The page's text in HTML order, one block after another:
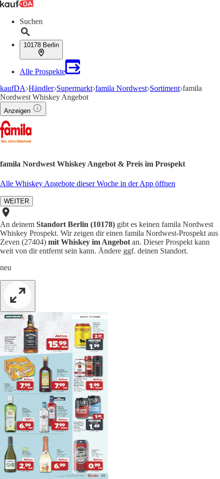
Suchen
10178 Berlin
Alle Prospekte
kaufDA Händler Supermarkt famila Nordwest Sortiment famila
Nordwest Whiskey Angebot
Anzeigen
famila Nordwest Whiskey Angebot & Preis im Prospekt
Alle Whiskey Angebote dieser Woche in der App öffnen
WEITER
An deinem Standort Berlin (10178) gibt es keinen famila Nordwest
Whiskey Prospekt. Wir zeigen dir einen famila Nordwest-Prospekt aus
Zeven (27404) mit Whiskey im Angebot an. Dieser Prospekt kann
weit von dir entfernt sein kann. Ändere ggf. deinen Standort.
neu